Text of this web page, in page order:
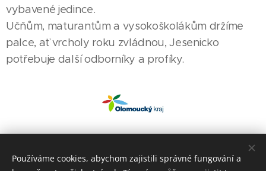
vybavené jedince.
Učňům, maturantům a vysokoškolákům držíme
palce, ať vrcholy roku zvládnou, Jesenicko
potřebuje další odborníky a profíky.
Používáme cookies, abychom zajistili správné fungování a